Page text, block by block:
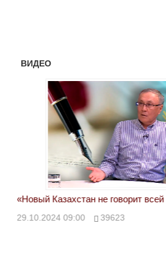
ВИДЕО
«Новый Казахстан не говорит
29.10.2024 09:00 39623